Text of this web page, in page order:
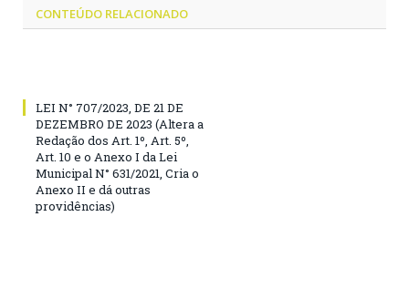
CONTEÚDO RELACIONADO
LEI N° 707/2023, DE 21 DE
DEZEMBRO DE 2023 (Altera a
Redação dos Art. 1º, Art. 5º,
Art. 10 e o Anexo I da Lei
Municipal N° 631/2021, Cria o
Anexo II e dá outras
providências)